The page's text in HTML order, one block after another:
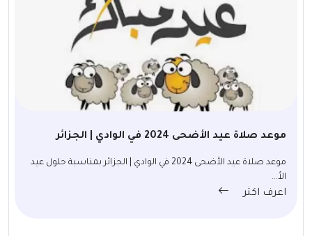
موعد صلاة عيد الأضحى 2024 في الوادي | الجزائر
موعد صلاة عيد الأضحى 2024 في الوادي | الجزائر بمناسبة حلول عيد
الأ...
اعرف اكثر